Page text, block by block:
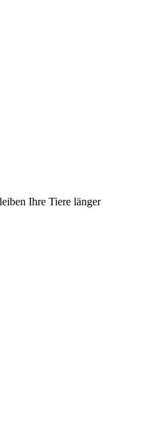
Ihre Tiere länger